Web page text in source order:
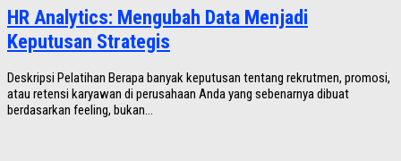
HR Analytics: Mengubah Data Menjadi
Keputusan Strategis
Deskripsi Pelatihan Berapa banyak keputusan tentang rekrutmen, promosi,
atau retensi karyawan di perusahaan Anda yang sebenarnya dibuat
berdasarkan feeling, bukan...